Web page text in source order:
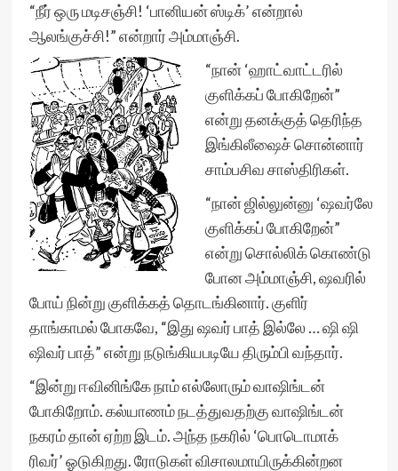
“நீர் ஒரு மடிசஞ்சி! ‘பானியன் ஸ்டிக்’ என்றால்
ஆலங்குச்சி!” என்றார் அம்மாஞ்சி.
“நான் ‘ஹாட்வாட்டரில்
குளிக்கப் போகிறேன்”
என்று தனக்குத் தெரிந்த
இங்கிலீஷைச் சொன்னார்
சாம்பசிவ சாஸ்திரிகள்.
“நான் ஜில்லுன்னு ‘ஷவர்லே
குளிக்கப் போகிறேன்”
என்று சொல்லிக் கொண்டு
போன அம்மாஞ்சி, ஷவரில்
போய் நின்று குளிக்கத் தொடங்கினார். குளிர்
தாங்காமல் போகவே, “இது ஷவர் பாத் இல்லே … ஷி ஷி
ஷிவர் பாத்” என்று நடுங்கியபடியே திரும்பி வந்தார்.
“இன்று ஈவினிங்கே நாம் எல்லோரும் வாஷிங்டன்
போகிறோம். கல்யாணம் நடத்துவதற்கு வாஷிங்டன்
நகரம் தான் ஏற்ற இடம். அந்த நகரில் ‘பொடொமாக்
ரிவர்’ ஓடுகிறது. ரோடுகள் விசாலமாயிருக்கின்றன